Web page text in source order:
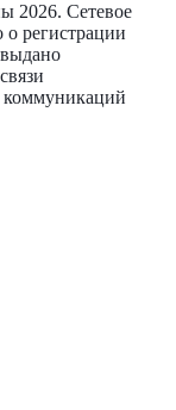
Сетевое
регистрации